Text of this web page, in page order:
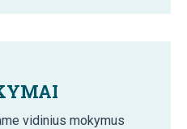
vidinius mokymus